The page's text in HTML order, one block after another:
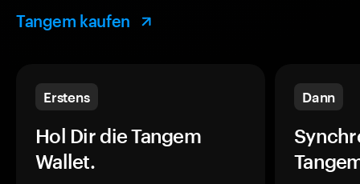
Tangem kaufen
Erstens
Hol Dir die Tangem
Wallet.
Dann